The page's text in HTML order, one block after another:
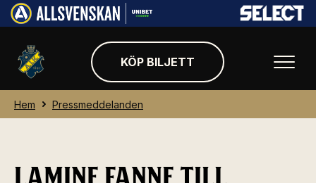
KÖP BILJETT
Hem Pressmeddelanden